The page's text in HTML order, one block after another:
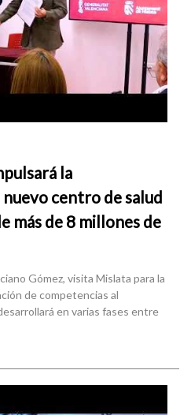
la
centro de salud
más de 8 millones de
Gómez, visita Mislata para la
de competencias al
en varias fases entre